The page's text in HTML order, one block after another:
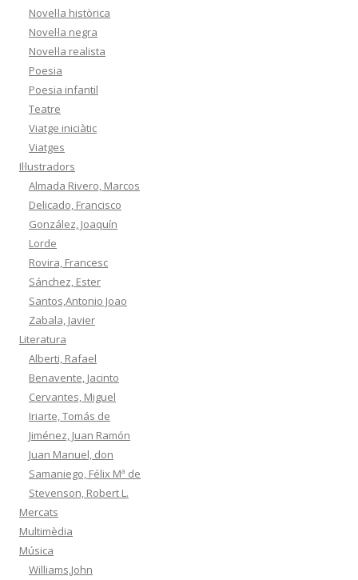
Novel·la històrica
Novel·la negra
Novel·la realista
Poesia
Poesia infantil
Teatre
Viatge iniciàtic
Viatges
Il·lustradors
Almada Rivero, Marcos
Delicado, Francisco
González, Joaquín
Lorde
Rovira, Francesc
Sánchez, Ester
Santos,Antonio Joao
Zabala, Javier
Literatura
Alberti, Rafael
Benavente, Jacinto
Cervantes, Miguel
Iriarte, Tomás de
Jiménez, Juan Ramón
Juan Manuel, don
Samaniego, Félix Mª de
Stevenson, Robert L.
Mercats
Multimèdia
Música
Williams,John